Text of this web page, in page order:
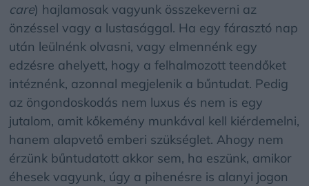
care) hajlamosak vagyunk összekeverni az
önzéssel vagy a lustasággal. Ha egy fárasztó nap
után leülnénk olvasni, vagy elmennénk egy
edzésre ahelyett, hogy a felhalmozott teendőket
intéznénk, azonnal megjelenik a bűntudat. Pedig
az öngondoskodás nem luxus és nem is egy
jutalom, amit kőkemény munkával kell kiérdemelni,
hanem alapvető emberi szükséglet. Ahogy nem
érzünk bűntudatott akkor sem, ha eszünk, amikor
éhesek vagyunk, úgy a pihenésre is alanyi jogon